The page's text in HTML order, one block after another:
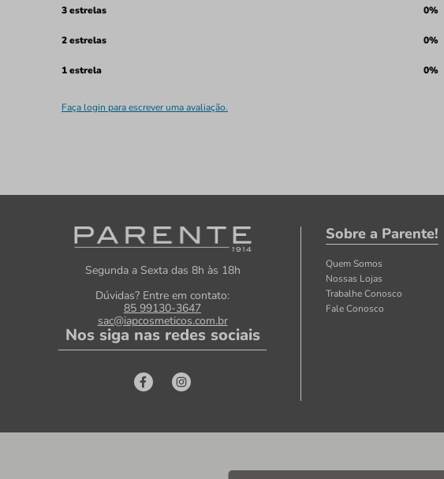
3 estrelas 0%
2 estrelas 0%
1 estrela 0%
Faça login para escrever uma avaliação.
Segunda a Sexta das 8h às 18h
Dúvidas? Entre em contato:
85 99130-3647
sac@iapcosmeticos.com.br
Nos siga nas redes sociais
Sobre a Parente!
Quem Somos
Nossas Lojas
Trabalhe Conosco
Fale Conosco